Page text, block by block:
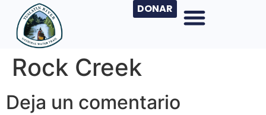
DONAR
Rock Creek
Deja un comentario